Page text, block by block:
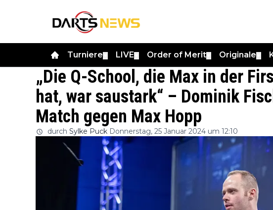
Turniere LIVE Order of Merit Originale
„Die Q-School, die Max in der
hat, war saustark“ – Dominik
Match gegen Max Hopp
durch Sylke Puck Donnerstag, 25 Januar 2024 um 12:10